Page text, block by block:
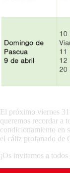
El próximo viernes
queremos recordar a
condicionamiento en
el cáliz profanado de
¡Os invitamos a